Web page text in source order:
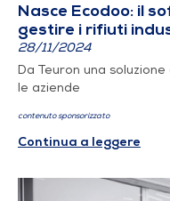
Nasce Ecodoo: il
gestire i rifiuti
28/11/2024
Da Teuron una
le aziende
contenuto sponsorizzato
Continua a leggere